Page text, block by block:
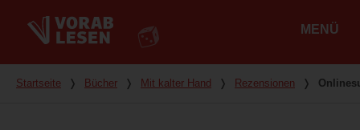
MENÜ
Du bist hier
Startseite ❭ Bücher ❭ Mit kalter Hand ❭ Rezensionen ❭